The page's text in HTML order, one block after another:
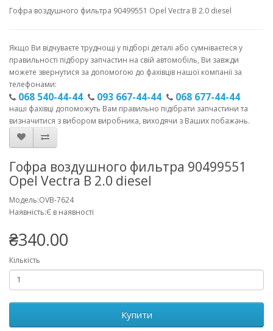
Гофра воздушного фильтра 90499551 Opel Vectra В 2.0 diesel
Якщо Ви відчуваєте труднощі у підборі деталі або сумніваєтеся у
правильності підбору запчастин на свій автомобіль, Ви завжди
можете звернутися за допомогою до фахівців нашої компанії за
телефонами:
068 540-44-44 093 667-44-44 068 677-44-44
наші фахівці допоможуть Вам правильно підібрати запчастини та
визначитися з вибором виробника, виходячи з Ваших побажань.
Гофра воздушного фильтра 90499551
Opel Vectra В 2.0 diesel
Модель:OVB-7624
Наявність:Є в наявності
₴340.00
Кількість
Купити